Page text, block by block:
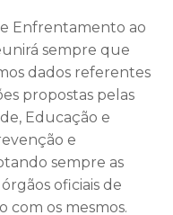
Enfrentamento ao
sempre que
dados referentes
propostas pelas
Educação e
e
sempre as
oficiais de
os mesmos.